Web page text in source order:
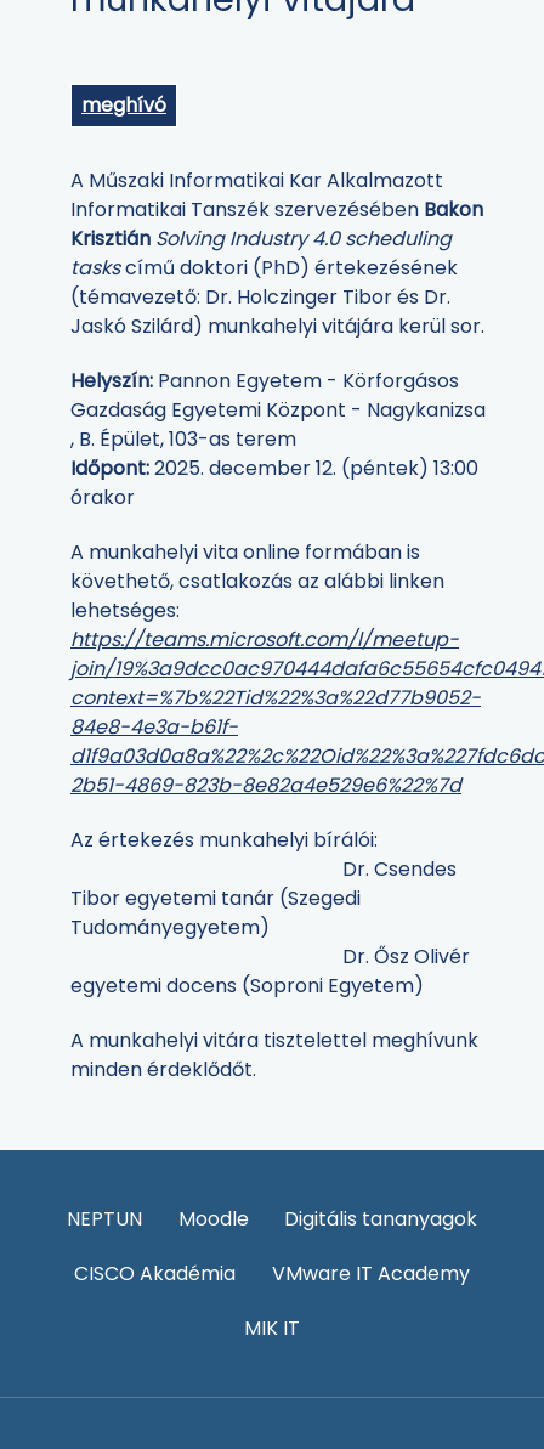
meghívó
A Műszaki Informatikai Kar Alkalmazott
Informatikai Tanszék szervezésében Bakon
Krisztián Solving Industry 4.0 scheduling
taskscímű doktori (PhD) értekezésének
(témavezető: Dr. Holczinger Tibor és Dr.
Jaskó Szilárd) munkahelyi vitájára kerül sor.
Helyszín: Pannon Egyetem - Körforgásos
Gazdaság Egyetemi Központ - Nagykanizsa
, B. Épület, 103-as terem
Időpont:2025. december 12. (péntek) 13:00
órakor
A munkahelyi vita online formában is
követhető, csatlakozás az alábbi linken
lehetséges:
https://teams.microsoft.com/l/meetup-
join/
context=%7b%22Tid%22%3a%22d77b9052-
84e8-4e3a-b61f-
2b51-4869-823b-8e82a4e529e6%22%7d
Az értekezés munkahelyi bírálói:
Dr. Csendes
Tibor egyetemi tanár (Szegedi
Tudományegyetem)
Dr. Ősz Olivér
egyetemi docens (Soproni Egyetem)
A munkahelyi vitára tisztelettel meghívunk
minden érdeklődőt.
NEPTUN Moodle
Digitális tananyagok
CISCO Akadémia
VMware IT Academy
MIK IT